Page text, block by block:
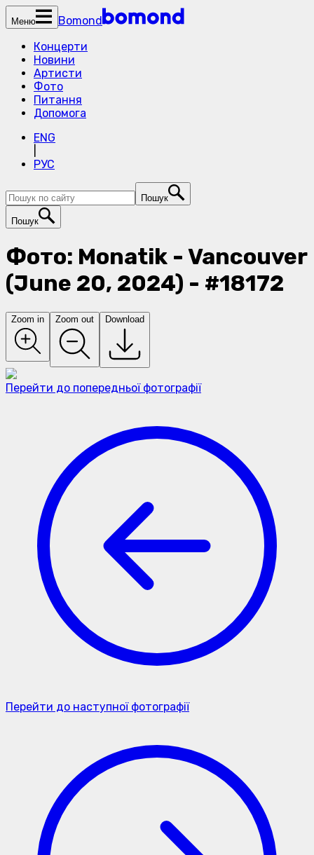
Меню
Bomond
Концерти
Новини
Артисти
Фото
Питання
Допомога
ENG
РУС
Пошук
Пошук
Фото: Monatik - Vancouver
(June 20, 2024) - #18172
Zoom in Zoom out Download
Перейти до попередньої фотографії
Перейти до наступної фотографії